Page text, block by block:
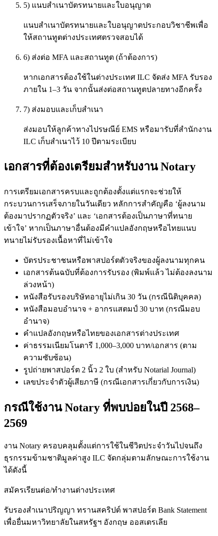
5) แนบสำเนาบัตรทนายและใบอนุญาต
แนบสำเนาบัตรทนายและใบอนุญาตประกอบวิชาชีพเพื่อ
ให้สถานทูตต่างประเทศตรวจสอบได้
6) ส่งต่อ MFA และสถานทูต (ถ้าต้องการ)
หากเอกสารต้องใช้ในต่างประเทศ ILC จัดส่ง MFA รับรอง
ภายใน 1–3 วัน จากนั้นส่งต่อสถานทูตปลายทางอีกครั้ง
7) ส่งมอบและเก็บสำเนา
ส่งมอบให้ลูกค้าทางไปรษณีย์ EMS หรือมารับที่สำนักงาน
ILC เก็บสำเนาไว้ 10 ปีตามระเบียบ
เอกสารที่ต้องเตรียมสำหรับงาน Notary
การเตรียมเอกสารครบและถูกต้องตั้งแต่แรกจะช่วยให้
กระบวนการเสร็จภายในวันเดียว หลักการสำคัญคือ ‘ผู้ลงนาม
ต้องมาปรากฏตัวจริง’ และ ‘เอกสารต้องเป็นภาษาที่ทนาย
เข้าใจ’ หากเป็นภาษาอื่นต้องมีคำแปลอังกฤษหรือไทยแนบ
ทนายไม่รับรองเนื้อหาที่ไม่เข้าใจ
บัตรประชาชนหรือพาสปอร์ตตัวจริงของผู้ลงนามทุกคน
เอกสารต้นฉบับที่ต้องการรับรอง (พิมพ์แล้ว ไม่ต้องลงนาม
ล่วงหน้า)
หนังสือรับรองบริษัทอายุไม่เกิน 30 วัน (กรณีนิติบุคคล)
หนังสือมอบอำนาจ + อากรแสตมป์ 30 บาท (กรณีมอบ
อำนาจ)
คำแปลอังกฤษหรือไทยของเอกสารต่างประเทศ
ค่าธรรมเนียมโนตารี 1,000–3,000 บาท/เอกสาร (ตาม
ความซับซ้อน)
รูปถ่ายพาสปอร์ต 2 นิ้ว 2 ใบ (สำหรับ Notarial Journal)
เลขประจำตัวผู้เสียภาษี (กรณีเอกสารเกี่ยวกับการเงิน)
กรณีใช้งาน Notary ที่พบบ่อยในปี 2568–
2569
งาน Notary ครอบคลุมตั้งแต่การใช้ในชีวิตประจำวันไปจนถึง
ธุรกรรมข้ามชาติมูลค่าสูง ILC จัดกลุ่มตามลักษณะการใช้งาน
ได้ดังนี้
สมัครเรียนต่อ/ทำงานต่างประเทศ
รับรองสำเนาปริญญา ทรานสคริปต์ พาสปอร์ต Bank Statement
เพื่อยื่นมหาวิทยาลัยในสหรัฐฯ อังกฤษ ออสเตรเลีย